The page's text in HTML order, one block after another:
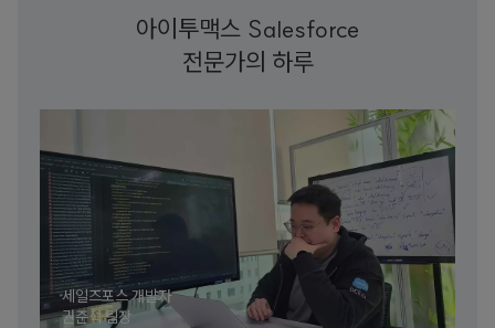
아이투맥스 Salesforce
전문가의 하루
세일즈포스 개발자
권준석 팀장